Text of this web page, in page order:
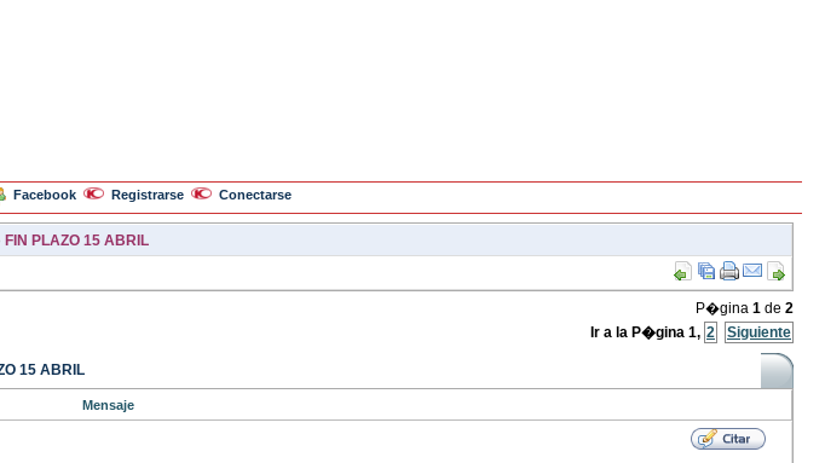
Facebook Registrarse Conectarse
FIN PLAZO 15 ABRIL
P�gina 1 de 2
Ir a la P�gina 1, 2 Siguiente
15 ABRIL
Mensaje